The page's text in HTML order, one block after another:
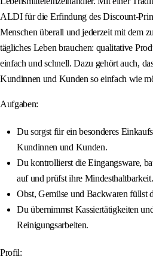
ALDI für die Erfindung des Discount-
Menschen überall und jederzeit mit dem
tägliches Leben brauchen: qualitative
einfach und schnell. Dazu gehört auch,
Kundinnen und Kunden so einfach wie
Aufgaben:
Du sorgst für ein besonderes
Kundinnen und Kunden.
Du kontrollierst die Eingangsware,
auf und prüfst ihre Mindesthaltbarkeit.
Obst, Gemüse und Backwaren füllst
Du übernimmst Kassiertätigkeiten
Reinigungsarbeiten.
Profil: